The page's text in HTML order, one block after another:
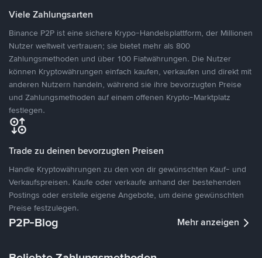
Viele Zahlungsarten
Binance P2P ist eine sichere Krypo-Handelsplattform, der Millionen
Nutzer weltweit vertrauen; sie bietet mehr als 800
Zahlungsmethoden und über 100 Fiatwährungen. Die Nutzer
können Kryptowährungen einfach kaufen, verkaufen und direkt mit
anderen Nutzern handeln, während sie ihre bevorzugten Preise
und Zahlungsmethoden auf einem offenen Krypto-Marktplatz
festlegen.
Trade zu deinen bevorzugten Preisen
Handle Kryptowährungen zu den von dir gewünschten Kauf- und
Verkaufspreisen. Kaufe oder verkaufe anhand der bestehenden
Postings oder erstelle eigene Angebote, um deine gewünschten
Preise festzulegen.
P2P-Blog Mehr anzeigen